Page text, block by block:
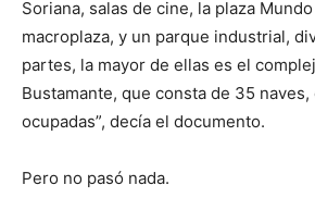
Soriana, salas de cine, la plaza
macroplaza, y un parque industrial,
partes, la mayor de ellas es el
Bustamante, que consta de 35 naves,
ocupadas”, decía el documento.
Pero no pasó nada.